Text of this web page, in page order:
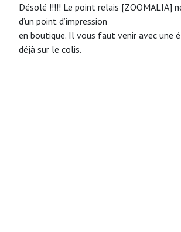
Désolé !!!!! Le point relais [ZOOMALIA]
d’un point d’impression
en boutique. Il vous faut venir avec une
déjà sur le colis.